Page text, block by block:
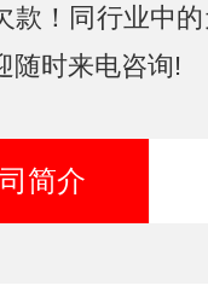
款！同行业中
随时来电咨询!
简介